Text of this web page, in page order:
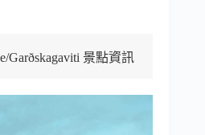
Garðskagaviti 景點資訊